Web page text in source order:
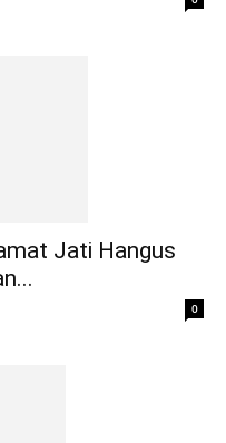
Jati Hangus
0